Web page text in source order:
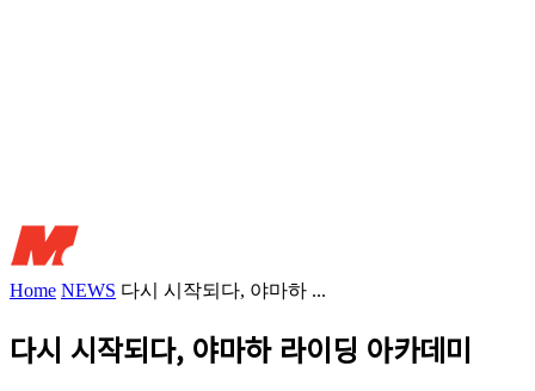
Home NEWS 다시 시작되다, 야마하 ...
다시 시작되다, 야마하 라이딩 아카데미